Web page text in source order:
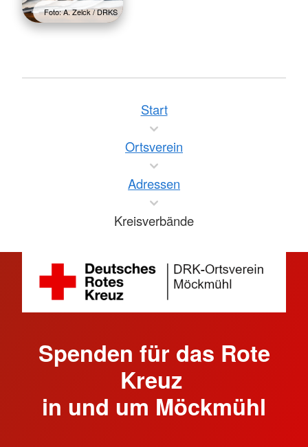
Foto: A. Zelck / DRKS
Start
Ortsverein
Adressen
Kreisverbände
Spenden für das Rote
Kreuz
in und um Möckmühl